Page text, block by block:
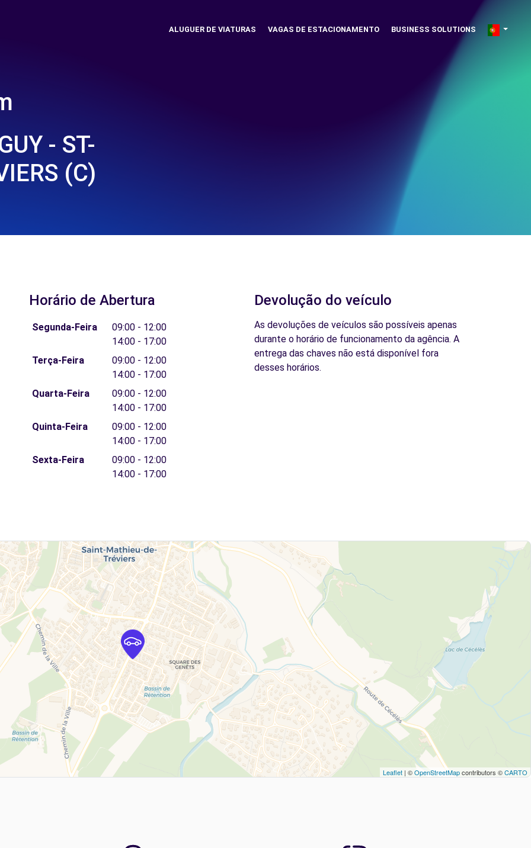
ALUGUER DE VIATURAS VAGAS DE ESTACIONAMENTO BUSINESS SOLUTIONS
- ST-
(C)
Horário de Abertura
Segunda-Feira
09:00 - 12:00
14:00 - 17:00
Terça-Feira
09:00 - 12:00
14:00 - 17:00
Quarta-Feira
09:00 - 12:00
14:00 - 17:00
Quinta-Feira
09:00 - 12:00
14:00 - 17:00
Sexta-Feira
09:00 - 12:00
14:00 - 17:00
Devolução do veículo
As devoluções de veículos são possíveis apenas
durante o horário de funcionamento da agência. A
entrega das chaves não está disponível fora
desses horários.
Leaflet | ©OpenStreetMapcontributors ©CARTO